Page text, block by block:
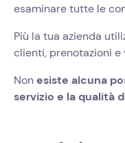
esaminare tutte le
Più la tua azienda
clienti, prenotazioni e
Nonesiste alcuna
servizio e la qualità